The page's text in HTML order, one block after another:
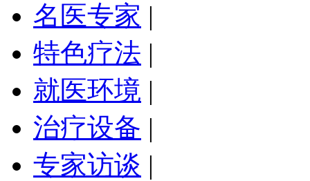
名医专家 |
特色疗法 |
就医环境 |
治疗设备 |
专家访谈 |